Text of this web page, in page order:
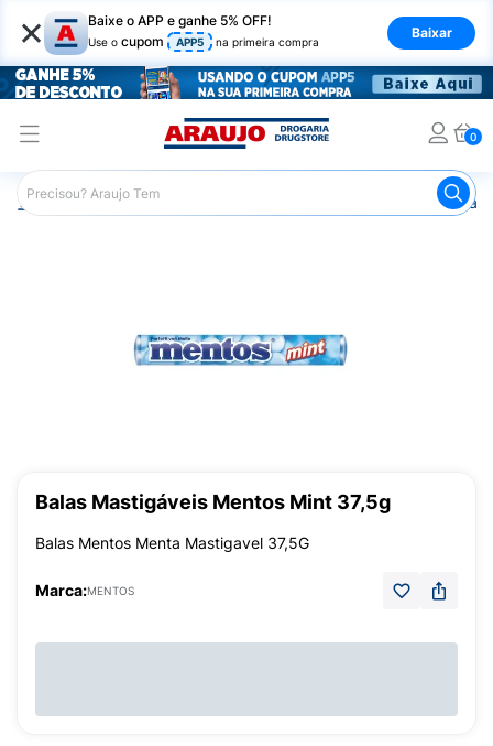
× Baixe o APP e ganhe 5% OFF!
Use o cupom APP5 na primeira compra
Baixar
0
Araujo Mercado
Balas Mastigáveis Mentos Mint 37,5g
Balas Mentos Menta Mastigavel 37,5G
Marca:MENTOS